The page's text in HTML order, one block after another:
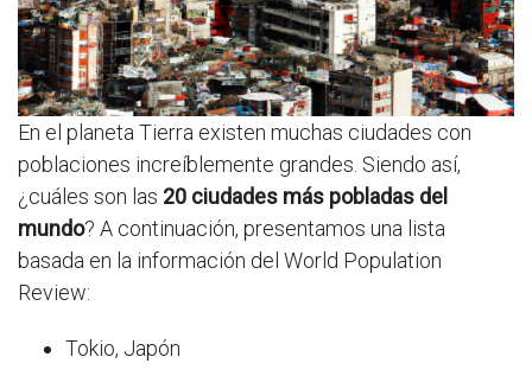
En el planeta Tierra existen muchas ciudades con
poblaciones increíblemente grandes. Siendo así,
¿cuáles son las 20 ciudades más pobladas del
mundo? A continuación, presentamos una lista
basada en la información del World Population
Review:
Tokio, Japón